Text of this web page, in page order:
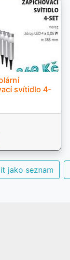
svítidlo 4-
jako seznam